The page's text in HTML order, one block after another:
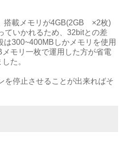
搭載メモリが4GB(2GB ×2枚)
ていかれるため、32bitとの差
300~400MBしかメモリを使用
モリ一枚で運用した方が省電
た。
を停止させることが出来ればそ